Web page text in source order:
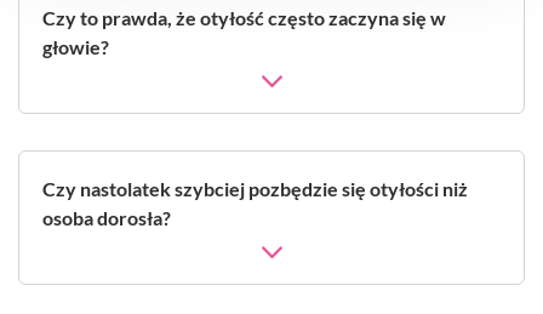
Czy to prawda, że otyłość często zaczyna się w
głowie?
Czy nastolatek szybciej pozbędzie się otyłości niż
osoba dorosła?